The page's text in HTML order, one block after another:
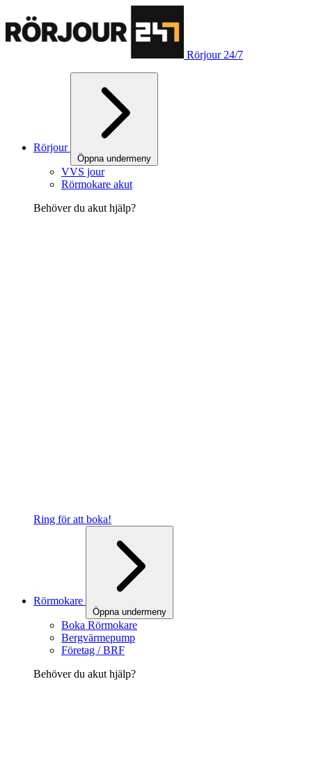
Rörjour 24/7
Rörjour
Öppna undermeny
VVS jour
Rörmokare akut
Behöver du akut hjälp?
Ring för att boka!
Rörmokare
Öppna undermeny
Boka Rörmokare
Bergvärmepump
Företag / BRF
Behöver du akut hjälp?